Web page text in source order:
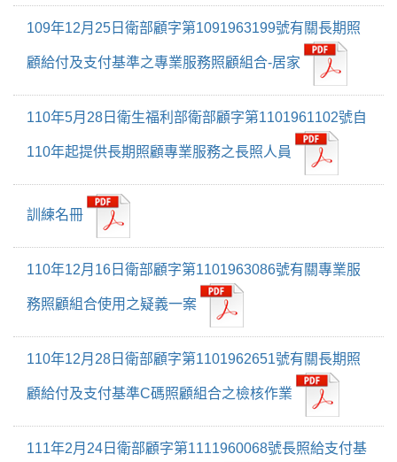
109年12月25日衛部顧字第1091963199號有關長期照
顧給付及支付基準之專業服務照顧組合-居家
110年5月28日衛生福利部衛部顧字第1101961102號自
110年起提供長期照顧專業服務之長照人員
訓練名冊
110年12月16日衛部顧字第1101963086號有關專業服
務照顧組合使用之疑義一案
110年12月28日衛部顧字第1101962651號有關長期照
顧給付及支付基準C碼照顧組合之檢核作業
111年2月24日衛部顧字第1111960068號長照給支付基